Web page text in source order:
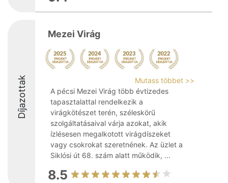
Díjazottak
Mezei Virág
Mutass többet >>
A pécsi Mezei Virág több évtizedes
tapasztalattal rendelkezik a
virágkötészet terén, széleskörű
szolgáltatásaival várja azokat, akik
ízlésesen megalkotott virágdíszeket
vagy csokrokat szeretnének. Az üzlet a
Siklósi út 68. szám alatt működik, ...
8.5